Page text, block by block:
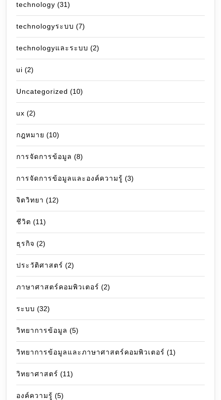
technology (31)
technologyระบบ (7)
technologyและระบบ (2)
ui (2)
Uncategorized (10)
ux (2)
กฎหมาย (10)
การจัดการข้อมูล (8)
การจัดการข้อมูลและองค์ความรู้ (3)
จิตวิทยา (12)
ชีวิต (11)
ธุรกิจ (2)
ประวัติศาสตร์ (2)
ภาษาศาสตร์คอมพิวเตอร์ (2)
ระบบ (32)
วิทยาการข้อมูล (5)
วิทยาการข้อมูลและภาษาศาสตร์คอมพิวเตอร์ (1)
วิทยาศาสตร์ (11)
องค์ความรู้ (5)